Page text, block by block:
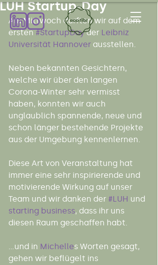
LUH Startup-Day
Am Mittwoch durften wir auf dem
ersten #StartupDay der Leibniz
Universität Hannover ausstellen.
Neben bekannten Gesichtern,
welche wir über den langen
Corona-Winter sehr vermisst
haben, konnten wir auch
unglaublich spannende, neue und
schon länger bestehende Projekte
aus der Umgebung kennenlernen.
Diese Art von Veranstaltung hat
immer eine sehr inspirierende und
motivierende Wirkung auf unser
Team und wir danken der #LUH und
starting business, dass ihr uns
diesen Raum geschaffen habt.
...und in Michelles Worten gesagt,
gehen wir beflügelt ins